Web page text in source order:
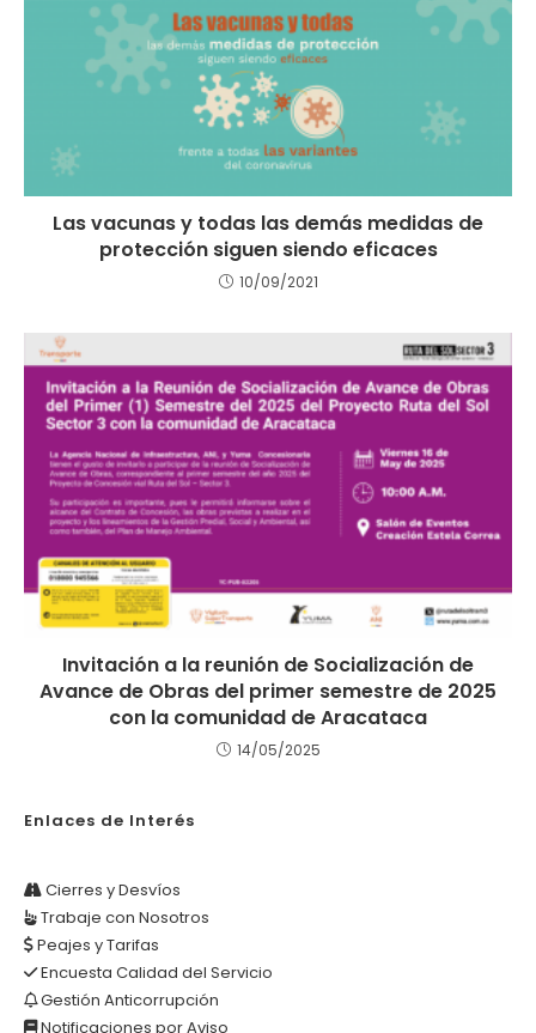
Las vacunas y todas las demás medidas de
protección siguen siendo eficaces
10/09/2021
Invitación a la reunión de Socialización de
Avance de Obras del primer semestre de 2025
con la comunidad de Aracataca
14/05/2025
Enlaces de Interés
Cierres y Desvíos
Trabaje con Nosotros
Peajes y Tarifas
Encuesta Calidad del Servicio
Gestión Anticorrupción
Notificaciones por Aviso